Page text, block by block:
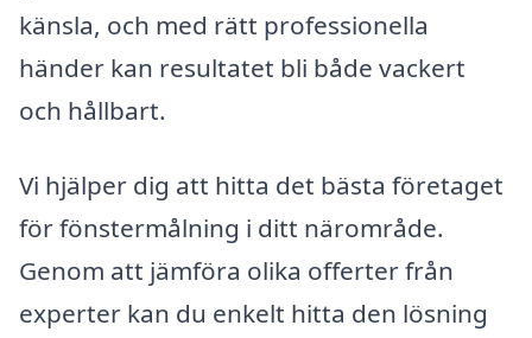
känsla, och med rätt professionella
händer kan resultatet bli både vackert
och hållbart.
Vi hjälper dig att hitta det bästa företaget
för fönstermålning i ditt närområde.
Genom att jämföra olika offerter från
experter kan du enkelt hitta den lösning